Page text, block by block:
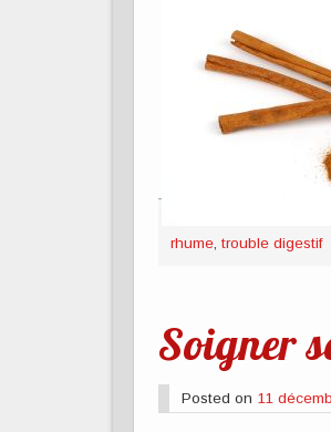
rhume, trouble digestif
Soigner
Posted on 11